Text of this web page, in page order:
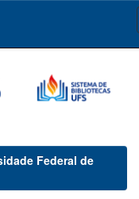
Federal de